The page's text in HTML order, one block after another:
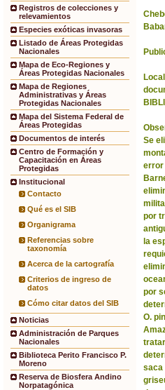
Registros de colecciones y
relevamientos
Especies exóticas invasoras
Listado de Áreas Protegidas
Nacionales
Mapa de Eco-Regiones y
Áreas Protegidas Nacionales
Mapa de Regiones
Administrativas y Áreas
Protegidas Nacionales
Mapa del Sistema Federal de
Áreas Protegidas
Documentos de interés
Centro de Formación y
Capacitación en Áreas
Protegidas
Institucional
Contacto
Qué es el SIB
Organigrama
Referencias sobre
taxonomía
Acerca de la cartografía
Criterios de ingreso de
datos
Cómo citar datos del SIB
Noticias
Administración de Parques
Nacionales
Biblioteca Perito Francisco P.
Moreno
Reserva de Biosfera Andino
Norpatagónica
Se
error
por
la
por
O.
saca